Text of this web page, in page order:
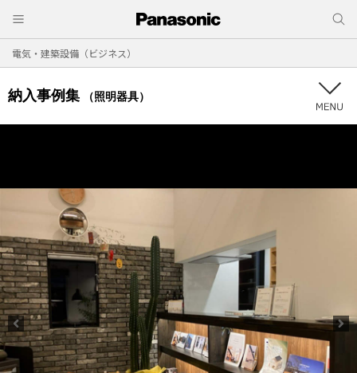
電気・建築設備（ビジネス）
納入事例集 （照明器具）